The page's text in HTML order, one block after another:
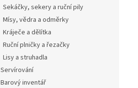
Sekáčky, sekery a ruční pily
Mísy, vědra a odměrky
Kráječe a dělítka
Ruční plničky a řezačky
Lisy a struhadla
Servírování
Barový inventář